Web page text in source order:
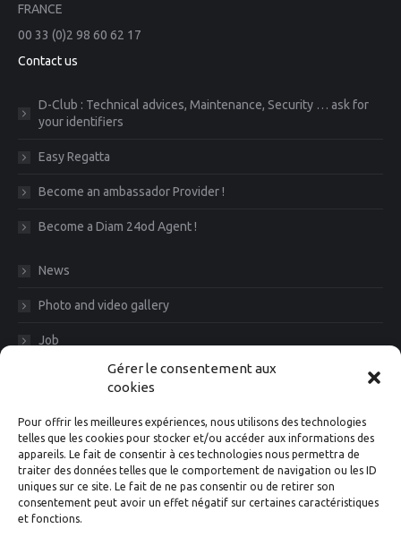
Gérer le consentement aux
cookies
Pour offrir les meilleures expériences, nous utilisons des technologies
telles que les cookies pour stocker et/ou accéder aux informations des
appareils. Le fait de consentir à ces technologies nous permettra de
traiter des données telles que le comportement de navigation ou les ID
uniques sur ce site. Le fait de ne pas consentir ou de retirer son
consentement peut avoir un effet négatif sur certaines caractéristiques
et fonctions.
FRANCE
00 33 (0)2 98 60 62 17
Contact us
D-Club : Technical advices, Maintenance, Security … ask for
your identifiers
Easy Regatta
Become an ambassador Provider !
Become a Diam 24od Agent !
News
Photo and video gallery
Job
Diam News, Keep in touch